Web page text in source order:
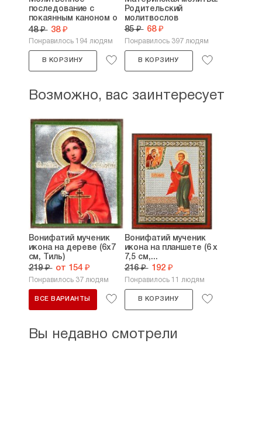
последование с
покаянным каноном о
грехе...
48 ₽ 38 ₽
Понравилось 194 людям
В КОРЗИНУ
Родительский
молитвослов
85 ₽ 68 ₽
Понравилось 397 людям
В КОРЗИНУ
Возможно, вас заинтересует
Вонифатий мученик
икона на дереве (6х7
см, Тиль)
219 ₽ от 154 ₽
Понравилось 37 людям
ВСЕ ВАРИАНТЫ
Вонифатий мученик
икона на планшете (6 х
7,5 см,...
216 ₽ 192 ₽
Понравилось 11 людям
В КОРЗИНУ
Вы недавно смотрели